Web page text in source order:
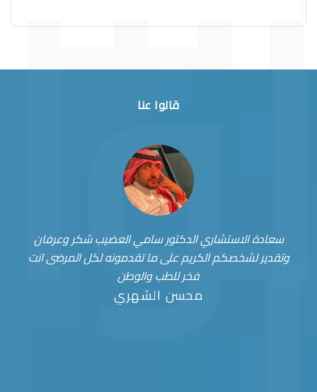
قالوا عنا
سعادة الاستشاري الدكتور سامي العضيب شكر وعرفان
وتقدير لشخصكم الكريم على ما تقدمونه لكل المرضى انت
فخر للطب والوطن
محسن الشهري